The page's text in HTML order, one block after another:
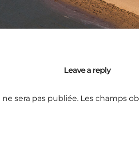
Leave a reply
sera pas publiée. Les champs